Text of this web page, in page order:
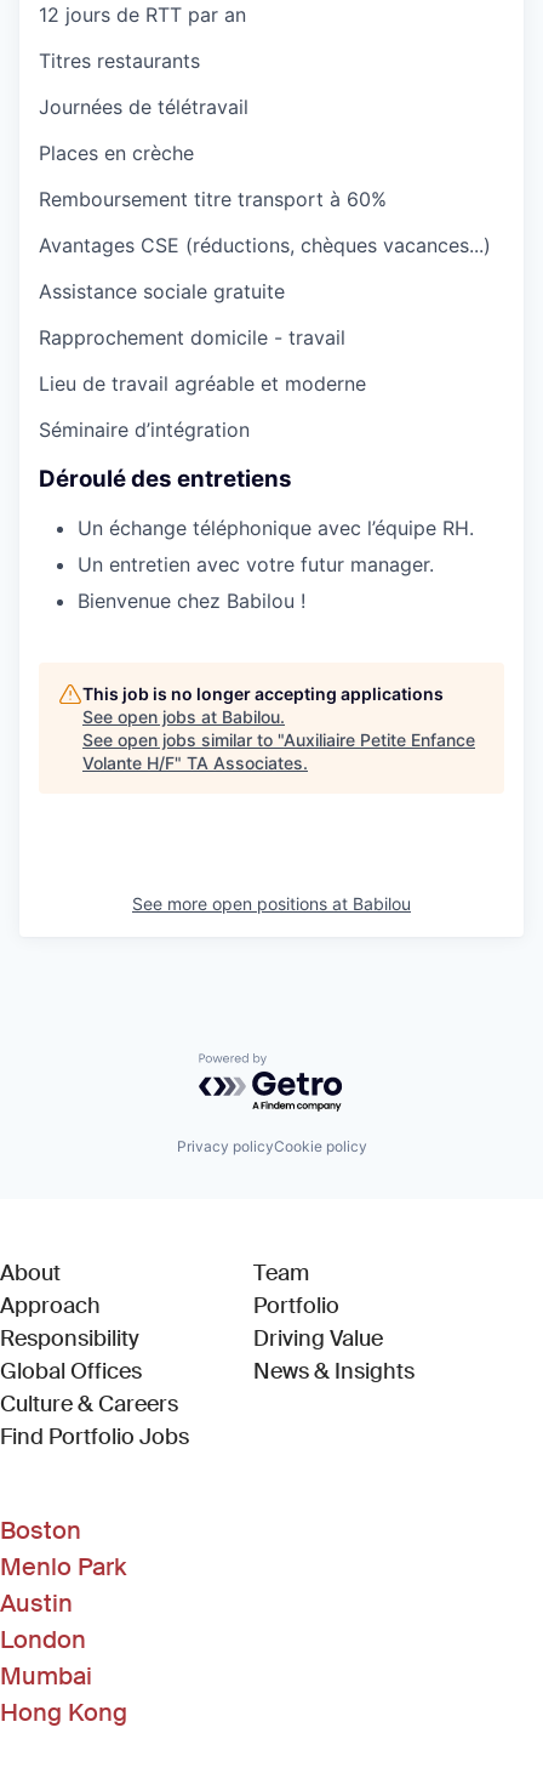
12 jours de RTT par an
Titres restaurants
Journées de télétravail
Places en crèche
Remboursement titre transport à 60%
Avantages CSE (réductions, chèques vacances...)
Assistance sociale gratuite
Rapprochement domicile - travail
Lieu de travail agréable et moderne
Séminaire d’intégration
Déroulé des entretiens
Un échange téléphonique avec l’équipe RH.
Un entretien avec votre futur manager.
Bienvenue chez Babilou !
This job is no longer accepting applications
See open jobs at Babilou.
See open jobs similar to "Auxiliaire Petite Enfance
Volante H/F" TA Associates.
See more open positions at Babilou
Powered by Getro.com
Privacy policyCookie policy
About
Approach
Responsibility
Global Offices
Culture & Careers
Find Portfolio Jobs(Link opens in new window)
Team
Portfolio
Driving Value
News & Insights
Boston
Menlo Park
Austin
London
Mumbai
Hong Kong